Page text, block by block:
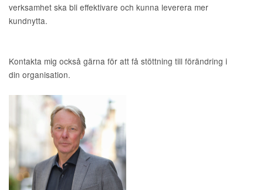
verksamhet ska bli effektivare och kunna leverera mer
kundnytta.
Kontakta mig också gärna för att få stöttning till förändring i
din organisation.